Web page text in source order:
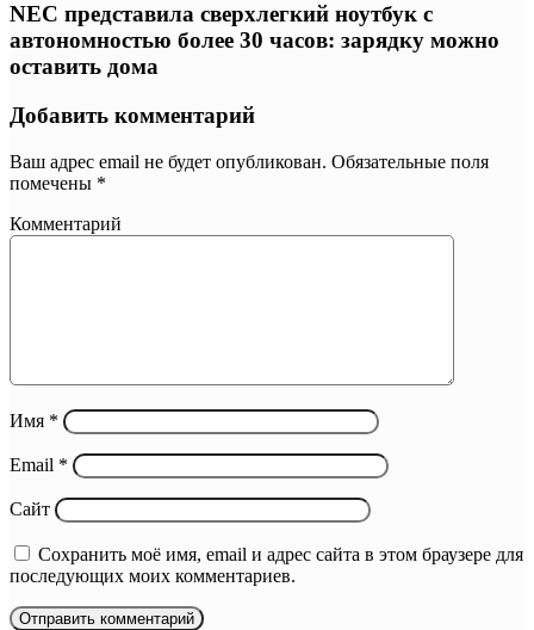
NEC представила сверхлегкий ноутбук с
автономностью более 30 часов: зарядку можно
оставить дома
Добавить комментарий
Ваш адрес email не будет опубликован. Обязательные поля
помечены *
Комментарий
Имя *
Email *
Сайт
Сохранить моё имя, email и адрес сайта в этом браузере для
последующих моих комментариев.